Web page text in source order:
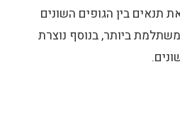
תנאים בין הגופים השונים
ביותר, בנוסף נוצרת